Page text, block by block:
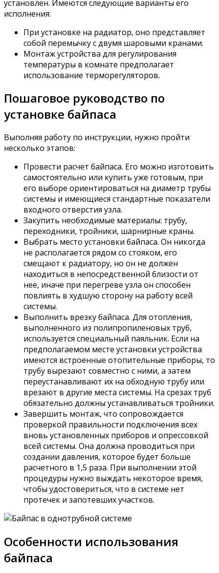
установлен. Имеются следующие варианты его
исполнения:
При установке на радиатор, оно представляет
собой перемычку с двумя шаровыми кранами.
Монтаж устройства для регулирования
температуры в комнате предполагает
использование терморегуляторов.
Пошаговое руководство по
установке байпаса
Выполняя работу по инструкции, нужно пройти
несколько этапов:
Провести расчет байпаса. Его можно изготовить
самостоятельно или купить уже готовым, при
его выборе ориентироваться на диаметр трубы
системы и имеющиеся стандартные показатели
входного отверстия узла.
Закупить необходимые материалы: трубу,
переходники, тройники, шарнирные краны.
Выбрать место установки байпаса. Он никогда
не располагается рядом со стояком, его
смещают к радиатору, но он не должен
находиться в непосредственной близости от
нее, иначе при перегреве узла он способен
повлиять в худшую сторону на работу всей
системы.
Выполнить врезку байпаса. Для отопления,
выполненного из полипропиленовых труб,
используется специальный паяльник. Если на
предполагаемом месте установки устройства
имеются встроенные отопительные приборы, то
трубу вырезают совместно с ними, а затем
переустанавливают их на обходную трубу или
врезают в другие места системы. На срезах труб
обязательно должны устанавливаться тройники.
Завершить монтаж, что сопровождается
проверкой правильности подключения всех
вновь установленных приборов и опрессовкой
всей системы. Она должна проводиться при
создании давления, которое будет больше
расчетного в 1,5 раза. При выполнении этой
процедуры нужно выждать некоторое время,
чтобы удостовериться, что в системе нет
протечек и запотевших участков.
Особенности использования
байпаса